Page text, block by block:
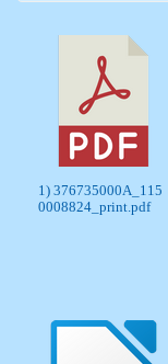
1) 376735000A_115
0008824_print.pdf